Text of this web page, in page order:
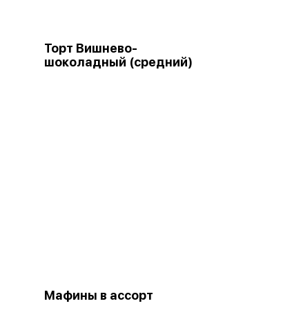
Торт Вишнево-
шоколадный (средний)
Мафины в ассорт